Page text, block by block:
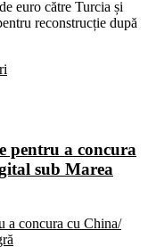
euro către Turcia și
reconstrucție după
pentru a concura
sub Marea